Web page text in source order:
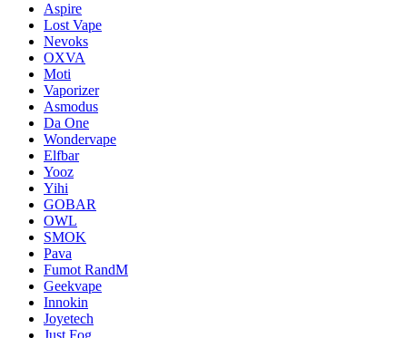
Aspire
Lost Vape
Nevoks
OXVA
Moti
Vaporizer
Asmodus
Da One
Wondervape
Elfbar
Yooz
Yihi
GOBAR
OWL
SMOK
Pava
Fumot RandM
Geekvape
Innokin
Joyetech
Just Fog